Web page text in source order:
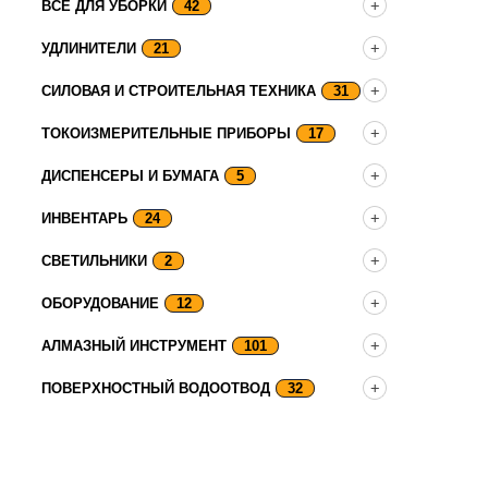
ВСЕ ДЛЯ УБОРКИ 42
УДЛИНИТЕЛИ 21
СИЛОВАЯ И СТРОИТЕЛЬНАЯ ТЕХНИКА 31
ТОКОИЗМЕРИТЕЛЬНЫЕ ПРИБОРЫ 17
ДИСПЕНСЕРЫ И БУМАГА 5
ИНВЕНТАРЬ 24
СВЕТИЛЬНИКИ 2
ОБОРУДОВАНИЕ 12
АЛМАЗНЫЙ ИНСТРУМЕНТ 101
ПОВЕРХНОСТНЫЙ ВОДООТВОД 32